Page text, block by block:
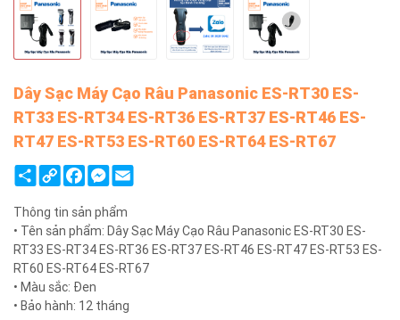
Dây Sạc Máy Cạo Râu Panasonic ES-RT30 ES-
RT33 ES-RT34 ES-RT36 ES-RT37 ES-RT46 ES-
RT47 ES-RT53 ES-RT60 ES-RT64 ES-RT67
ShareCopy
Link
FacebookMessenger
Email
Thông tin sản phẩm
• Tên sản phẩm: Dây Sạc Máy Cạo Râu Panasonic ES-RT30 ES-
RT33 ES-RT34 ES-RT36 ES-RT37 ES-RT46 ES-RT47 ES-RT53 ES-
RT60 ES-RT64 ES-RT67
• Màu sắc: Đen
• Bảo hành: 12 tháng